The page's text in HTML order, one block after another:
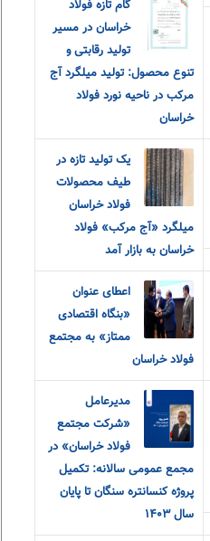
گام تازه فولاد
خراسان در مسیر
تولید رقابتی و
تنوع محصول: تولید میلگرد آج
مرکب در ناحیه نورد فولاد
خراسان
یک تولید تازه در
طیف محصولات
فولاد خراسان
میلگرد «آج مرکب» فولاد
خراسان به بازار آمد
اعطای عنوان
«بنگاه اقتصادی
ممتاز» به مجتمع
فولاد خراسان
مدیرعامل
«شرکت مجتمع
فولاد خراسان» در
مجمع عمومی سالانه: تکمیل
پروژه کنسانتره سنگان تا پایان
سال ۱۴۰۳